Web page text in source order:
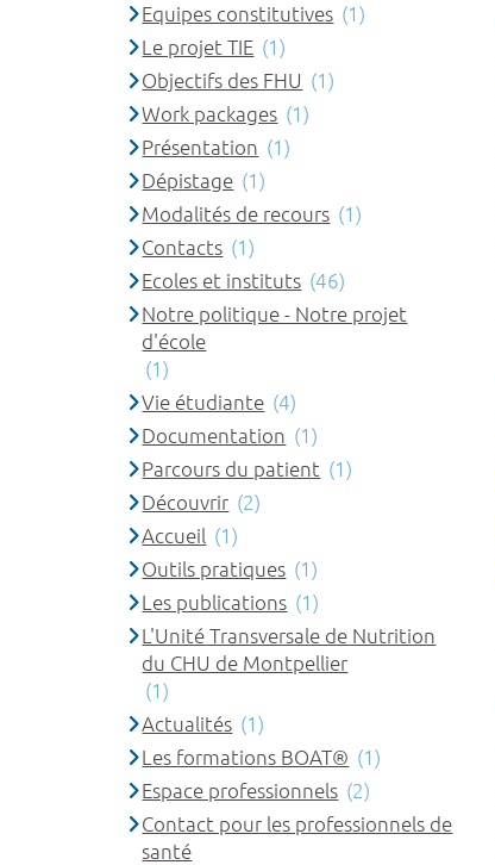
Equipes constitutives (1)
Le projet TIE (1)
Objectifs des FHU (1)
Work packages (1)
Présentation (1)
Dépistage (1)
Modalités de recours (1)
Contacts (1)
Ecoles et instituts (46)
Notre politique - Notre projet
d'école
(1)
Vie étudiante (4)
Documentation (1)
Parcours du patient (1)
Découvrir (2)
Accueil (1)
Outils pratiques (1)
Les publications (1)
L'Unité Transversale de Nutrition
du CHU de Montpellier
(1)
Actualités (1)
Les formations BOAT® (1)
Espace professionnels (2)
Contact pour les professionnels de
santé